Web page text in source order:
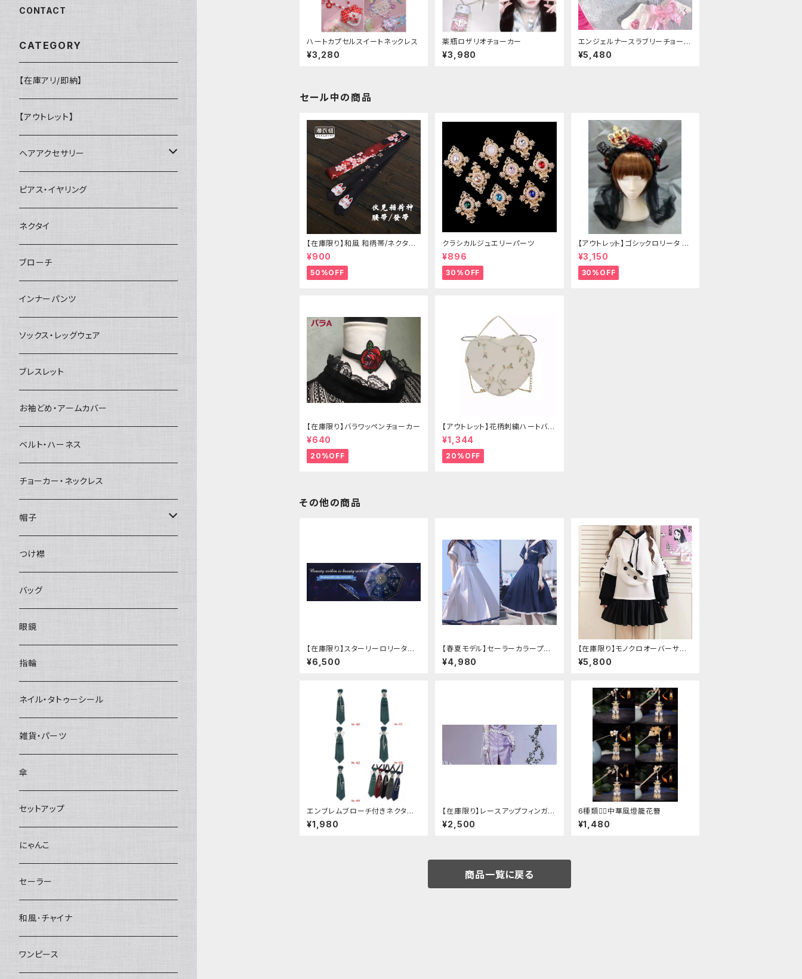
ハートカプセルスイートネックレス
¥3,280
薬瓶ロザリオチョーカー
¥3,980
エンジェルナースラブリーチョーカ
ー
¥5,480
セール中の商品
【在庫限り】和風 和柄帯/ネクタイ/
リボン（狐面/金魚
¥900
50%OFF
クラシカルジュエリーパーツ
¥896
30%OFF
【アウトレット】ゴシックロリータ ゴ
ールドクラウン＆ホーン(ヴェール
付き)
¥3,150
30%OFF
【在庫限り】バラワッペンチョーカー
¥640
20%OFF
【アウトレット】花柄刺繍ハートバッ
グ
¥1,344
20%OFF
その他の商品
【在庫限り】スターリーロリータア
ンブレラ
¥6,500
【春夏モデル】セーラーカラープリ
ーツワンピース
¥4,980
【在庫限り】モノクロオーバーサイ
ズパンダパーカー
¥5,800
エンブレムブローチ付きネクタイ
(グリーン)
¥1,980
【在庫限り】レースアップフィンガー
レスカバー(パンクチャイナ)
¥2,500
6種類❁⃘中華風燈籠花簪
¥1,480
商品一覧に戻る
CONTACT
CATEGORY
【在庫アリ/即納】
【アウトレット】
ヘアアクセサリー
ヘアクリップ
ヘッドドレス・カチューシャ
ヘアゴム
簪
ピアス・イヤリング
ネクタイ
ブローチ
インナーパンツ
ソックス・レッグウェア
ブレスレット
お袖どめ・アームカバー
ベルト・ハーネス
チョーカー・ネックレス
帽子
ベレー帽
つけ襟
バッグ
眼鏡
指輪
ネイル・タトゥーシール
雑貨・パーツ
傘
セットアップ
にゃんこ
セーラー
和風･チャイナ
ワンピース